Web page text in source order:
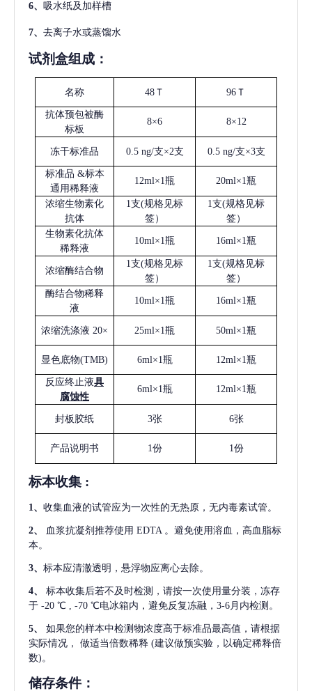
6、 吸水纸及加样槽
7、 去离子水或蒸馏水
试剂盒组成：
名称 48Ｔ 96Ｔ
抗体预包被酶
标板
8×6 8×12
冻干标准品 0.5 ng/支×2支 0.5 ng/支×3支
标准品 &标本
通用稀释液
12ml×1瓶 20ml×1瓶
浓缩生物素化
抗体
1支(规格见标
签）
1支(规格见标
签）
生物素化抗体
稀释液
10ml×1瓶 16ml×1瓶
浓缩酶结合物
1支(规格见标
签）
1支(规格见标
签）
酶结合物稀释
液
10ml×1瓶 16ml×1瓶
浓缩洗涤液 20× 25ml×1瓶 50ml×1瓶
显色底物(TMB) 6ml×1瓶 12ml×1瓶
反应终止液具
腐蚀性
6ml×1瓶 12ml×1瓶
封板胶纸 3张 6张
产品说明书 1份 1份
标本收集 :
1、 收集血液的试管应为一次性的无热原，无内毒素试管。
2、 血浆抗凝剂推荐使用 EDTA 。避免使用溶血，高血脂标
本。
3、 标本应清澈透明，悬浮物应离心去除。
4、
标本收集后若不及时检测，请按一次使用量分装，冻存
于 -20 ℃ , -70 ℃电冰箱内，避免反复冻融，3-6月内检测。
5、
如果您的样本中检测物浓度高于标准品最高值，请根据
实际情况，
做适当倍数稀释 (建议做预实验，以确定稀释倍
数)。
储存条件：